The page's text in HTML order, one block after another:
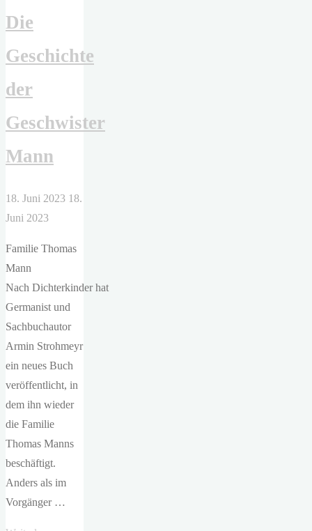
Die
Geschichte
der
Geschwister
Mann
18. Juni 2023 18.
Juni 2023
Familie Thomas
Mann
Nach Dichterkinder hat
Germanist und
Sachbuchautor
Armin Strohmeyr
ein neues Buch
veröffentlicht, in
dem ihn wieder
die Familie
Thomas Manns
beschäftigt.
Anders als im
Vorgänger …